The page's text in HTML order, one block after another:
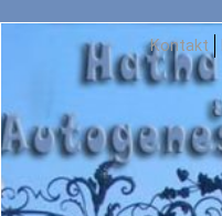
Zum Hauptinhalt springen
Kontakt